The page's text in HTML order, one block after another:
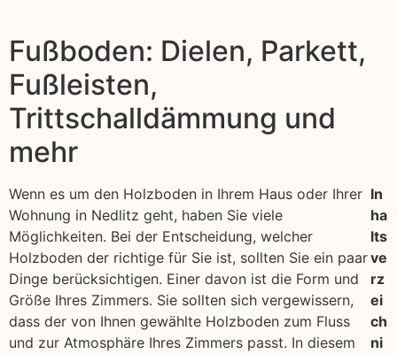
Fußboden: Dielen, Parkett,
Fußleisten,
Trittschalldämmung und
mehr
Wenn es um den Holzboden in Ihrem Haus oder Ihrer
Wohnung in Nedlitz geht, haben Sie viele
Möglichkeiten. Bei der Entscheidung, welcher
Holzboden der richtige für Sie ist, sollten Sie ein paar
Dinge berücksichtigen. Einer davon ist die Form und
Größe Ihres Zimmers. Sie sollten sich vergewissern,
dass der von Ihnen gewählte Holzboden zum Fluss
und zur Atmosphäre Ihres Zimmers passt. In diesem
In
ha
lts
ve
rz
ei
ch
ni